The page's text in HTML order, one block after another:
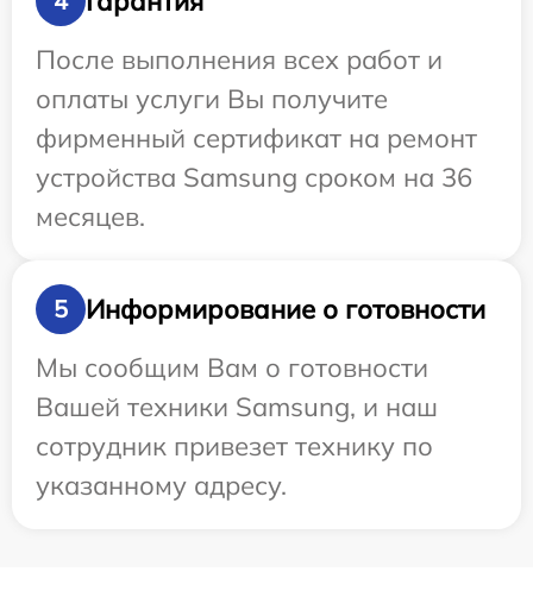
После выполнения всех работ и
оплаты услуги Вы получите
фирменный сертификат на ремонт
устройства Samsung сроком на 36
месяцев.
5
Информирование о готовности
Мы сообщим Вам о готовности
Вашей техники Samsung, и наш
сотрудник привезет технику по
указанному адресу.